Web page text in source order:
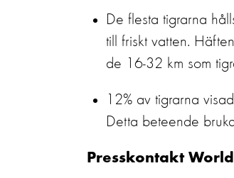
De flesta tigrarna
till friskt vatten.
de 16-32 km som
12% av tigrarna
Detta beteende
Presskontakt